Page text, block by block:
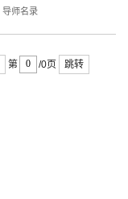
导师名录
第 /0页 跳转